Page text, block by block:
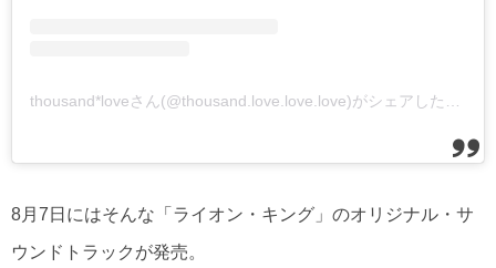
thousand*loveさん(@thousand.love.love.love)がシェアした投稿
8月7日にはそんな「ライオン・キング」のオリジナル・サ
ウンドトラックが発売。